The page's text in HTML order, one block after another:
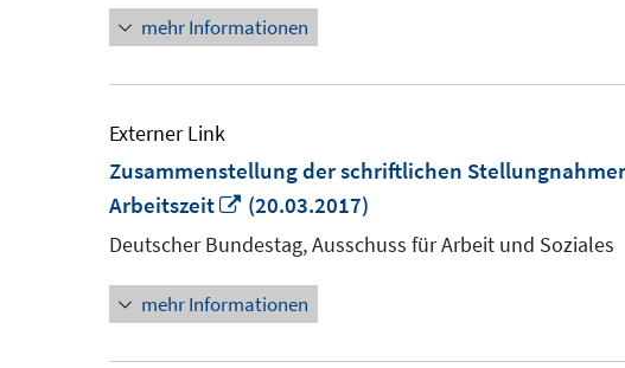
mehr Informationen
Externer Link
Zusammenstellung der schriftlichen
Arbeitszeit
In
neuem
öffnen
(20.03.2017)
Deutscher Bundestag, Ausschuss für Arbeit und Soziales
mehr Informationen